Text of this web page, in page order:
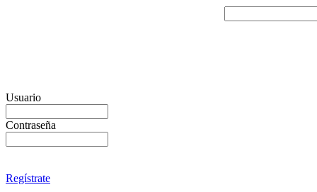
Usuario
Contraseña
Regístrate